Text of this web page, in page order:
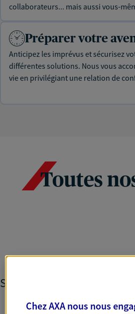
collaborateurs... mais aussi vous-
Préparer votre
Anticipez les imprévus et sécurisez
différentes solutions. Nous vous
vie en privilégiant une relation de
Toutes
SANTÉ ET PRÉVOYANCE
Chez AXA nous nous